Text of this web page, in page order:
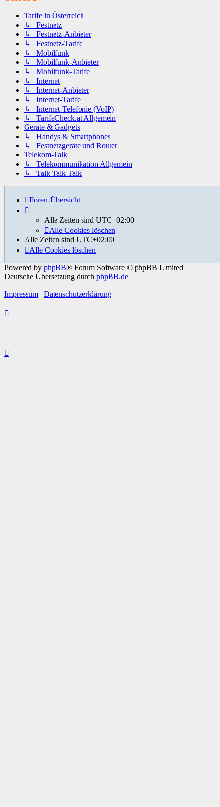
Tarife in Österreich
↳ Festnetz
↳ Festnetz-Anbieter
↳ Festnetz-Tarife
↳ Mobilfunk
↳ Mobilfunk-Anbieter
↳ Mobilfunk-Tarife
↳ Internet
↳ Internet-Anbieter
↳ Internet-Tarife
↳ Internet-Telefonie (VoIP)
↳ TarifeCheck.at Allgemein
Geräte & Gadgets
↳ Handys & Smartphones
↳ Festnetzgeräte und Router
Telekom-Talk
↳ Telekommunikation Allgemein
↳ Talk Talk Talk
Foren-Übersicht
Alle Zeiten sind UTC+02:00
Alle Cookies löschen
Alle Zeiten sind UTC+02:00
Alle Cookies löschen
Powered by phpBB® Forum Software © phpBB Limited
Deutsche Übersetzung durch phpBB.de
Impressum | Datenschutzerklärung